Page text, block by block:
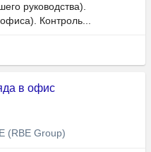
руководства).
Контроль...
в офис
(RBE Group)